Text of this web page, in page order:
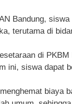
Bandung,
terutama di
di PKBM
ini, siswa dapat
biaya